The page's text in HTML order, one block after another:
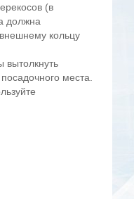
(в
должна
кольцу
вытолкнуть
места.